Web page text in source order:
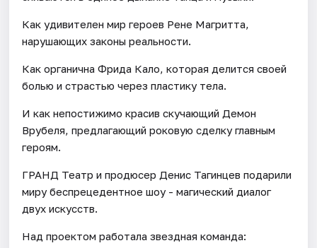
Как удивителен мир героев Рене Магритта,
нарушающих законы реальности.
Как органична Фрида Кало, которая делится своей
болью и страстью через пластику тела.
И как непостижимо красив скучающий Демон
Врубеля, предлагающий роковую сделку главным
героям.
ГРАНД Театр и продюсер Денис Тагинцев подарили
миру беспрецедентное шоу - магический диалог
двух искусств.
Над проектом работала звездная команда: